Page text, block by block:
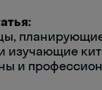
изучающие
и